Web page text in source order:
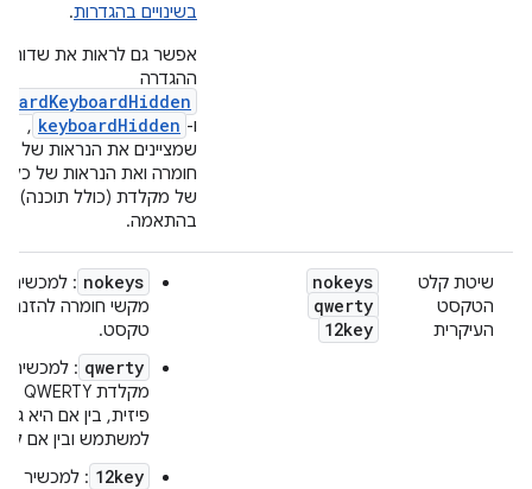
בשינויים בהגדרות.
אפשר גם לראות את שדות
ההגדרה
hardKeyboardHidden
ו- keyboardHidden
,
שמציינים את הנראות של
חומרה ואת הנראות של כל
של מקלדת (כולל תוכנה),
בהתאמה.
שיטת קלט
הטקסט
העיקרית
nokeys
qwerty
12key
nokeys : למכשיר
מקשי חומרה להזנת
טקסט.
qwerty : למכשיר
מקלדת QWERTY
פיזית, בין אם היא
למשתמש ובין אם
12key : למכשיר יש